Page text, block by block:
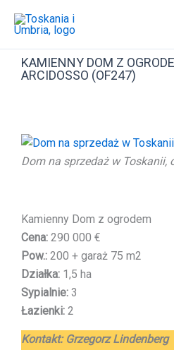
KAMIENNY DOM Z
ARCIDOSSO (OF247)
Dom na sprzedaż w Toskanii,
Kamienny Dom z ogrodem
Cena: 290 000 €
Pow.: 200 + garaż 75 m2
Działka: 1,5 ha
Sypialnie: 3
Łazienki: 2
Kontakt: Grzegorz Lindenberg